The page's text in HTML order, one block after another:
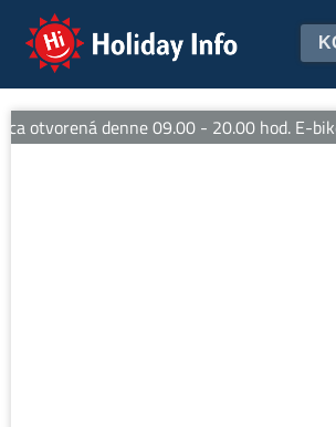
Holiday Info
otvorená denne 09.00 - 20.00 hod. E-